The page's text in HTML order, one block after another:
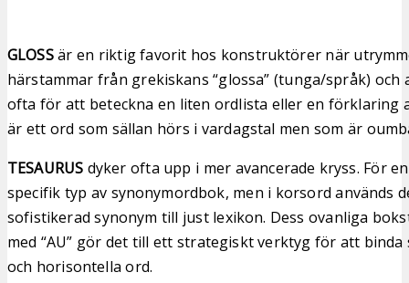
GLOSSär en riktig favorit hos konstruktörer när
härstammar från grekiskans “glossa” (tunga/språk) och
ofta för att beteckna en liten ordlista eller en förklaring
är ett ord som sällan hörs i vardagstal men som är
TESAURUS dyker ofta upp i mer avancerade kryss. För
specifik typ av synonymordbok, men i korsord används
sofistikerad synonym till just lexikon. Dess ovanliga
med “AU” gör det till ett strategiskt verktyg för att binda
och horisontella ord.